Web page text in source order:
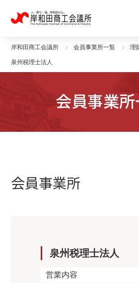
岸和田商工
岸和田商工会議所 会員事業所一覧 理
泉州税理士法人
会員事業所
会員事業所
泉州税理士法人
営業内容